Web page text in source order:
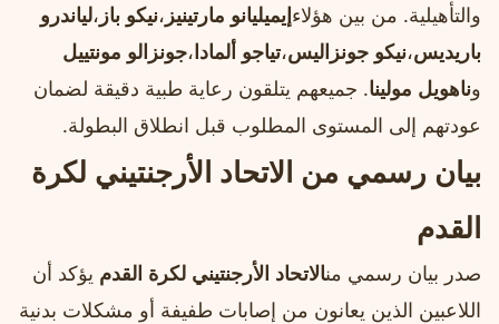
والتأهيلية. من بين هؤلاءإيميليانو مارتينيز ،نيكو باز ،لياندرو
باريديس،نيكو جونزاليس،تياجو ألمادا،جونزالو مونتييل
وناهويل مولينا. جميعهم يتلقون رعاية طبية دقيقة لضمان
عودتهم إلى المستوى المطلوب قبل انطلاق البطولة.
بيان رسمي من الاتحاد الأرجنتيني لكرة
القدم
صدر بيان رسمي منالاتحاد الأرجنتيني لكرة القدم يؤكد أن
اللاعبين الذين يعانون من إصابات طفيفة أو مشكلات بدنية